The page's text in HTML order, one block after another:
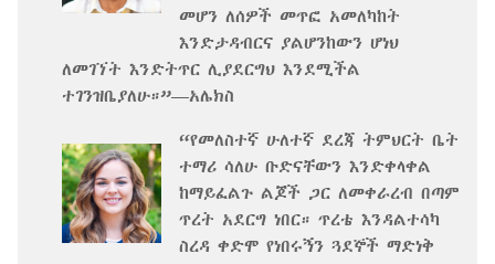
መሆን ለሰዎች መጥፎ አመለካከት
እንድታዳብርና ያልሆንከውን ሆነህ
ለመገኘት እንድትጥር ሊያደርግህ እንደሚችል
ተገንዝቤያለሁ።”—አሌክስ
“የመለስተኛ ሁለተኛ ደረጃ ትምህርት ቤት
ተማሪ ሳለሁ ቡድናቸውን እንድቀላቀል
ከማይፈልጉ ልጆች ጋር ለመቀራረብ በጣም
ጥረት አደርግ ነበር። ጥረቴ እንዳልተሳካ
ስረዳ ቀድሞ የነበሩኝን ጓደኞች ማድነቅ